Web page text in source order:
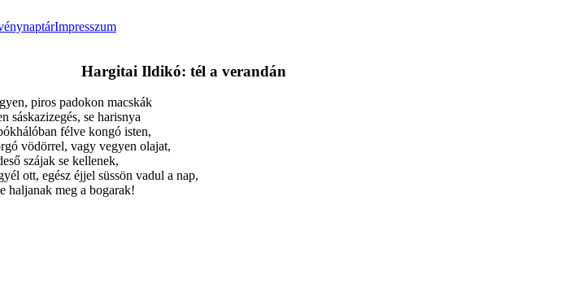
Impresszum
Hargitai Ildikó: tél a verandán
piros padokon macskák
sáskazizegés, se harisnya
félve kongó isten,
vödörrel, vagy vegyen olajat,
szájak se kellenek,
ott, egész éjjel süssön vadul a nap,
haljanak meg a bogarak!